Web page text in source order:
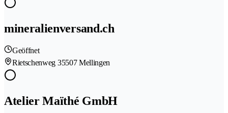
mineralienversand.ch
Geöffnet
Rietschenweg 35507 Mellingen
Atelier Maïthé GmbH